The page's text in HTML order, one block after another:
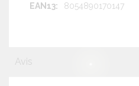
8054890170147
Avis